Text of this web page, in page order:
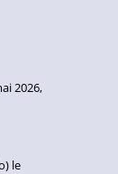
2026,
le